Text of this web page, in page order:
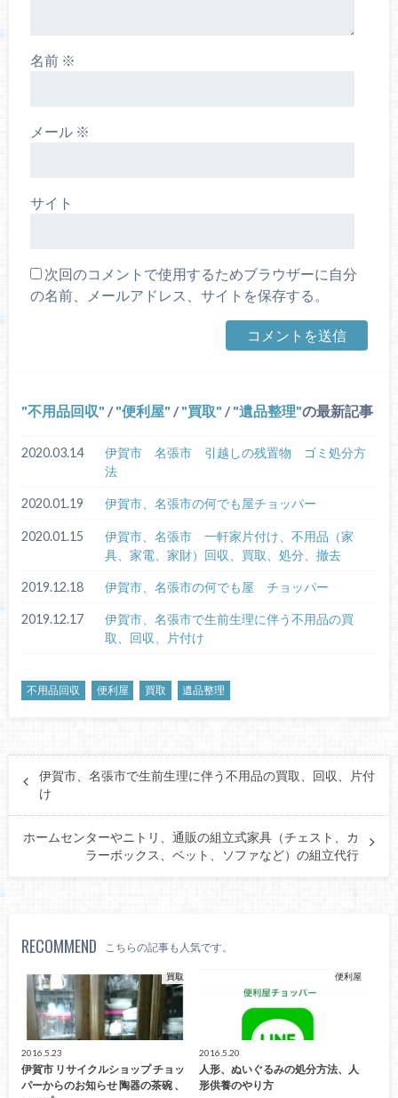
名前 ※
メール ※
サイト
次回のコメントで使用するためブラウザーに自分
の名前、メールアドレス、サイトを保存する。
不用品回収 / 便利屋 / 買取 / 遺品整理 の最新記事
2020.03.14
伊賀市 名張市 引越しの残置物 ゴミ処分方
法
2020.01.19 伊賀市、名張市の何でも屋チョッパー
2020.01.15
伊賀市、名張市 一軒家片付け、不用品（家
具、家電、家財）回収、買取、処分、撤去
2019.12.18 伊賀市、名張市の何でも屋 チョッパー
2019.12.17
伊賀市、名張市で生前生理に伴う不用品の買
取、回収、片付け
不用品回収 便利屋 買取 遺品整理
伊賀市、名張市で生前生理に伴う不用品の買取、回収、片付
け
ホームセンターやニトリ、通販の組立式家具（チェスト、カ
ラーボックス、ベット、ソファなど）の組立代行
RECOMMEND こちらの記事も人気です。
買取
2016.5.23
伊賀市 リサイクルショップ チョッ
パーからのお知らせ 陶器の茶碗 、
便利屋
2016.5.20
人形、ぬいぐるみの処分方法、人
形供養のやり方